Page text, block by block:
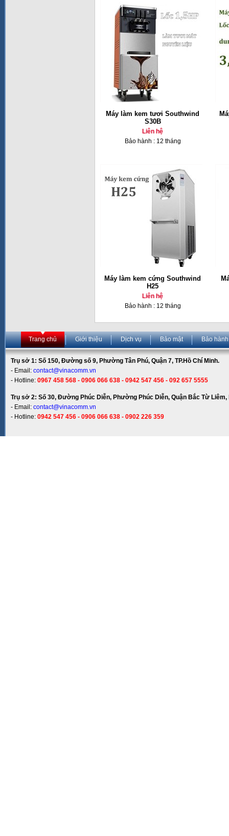
Máy làm kem tươi Southwind
S30B
Liên hệ
Bảo hành : 12 tháng
Máy làm kem cứng Southwind
H25
Liên hệ
Bảo hành : 12 tháng
Trang chủ Giới thiệu Dịch vụ Bảo mật Bảo hành
Trụ sở 1: Số 150, Đường số 9, Phường Tân Phú, Quận 7, TP.Hồ Chí Minh.
- Email: contact@vinacomm.vn
- Hotline: 0967 458 568 - 0906 066 638 - 0942 547 456 - 092 657 5555
Trụ sở 2: Số 30, Đường Phúc Diễn, Phường Phúc Diễn, Quận Bắc Từ Liêm,
- Email: contact@vinacomm.vn
- Hotline: 0942 547 456 - 0906 066 638 - 0902 226 359